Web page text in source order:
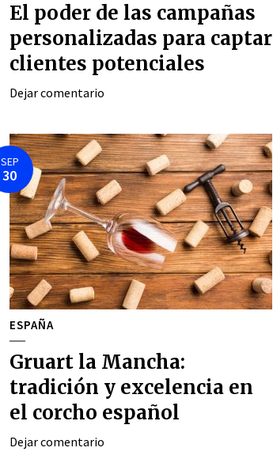
El poder de las campañas
personalizadas para captar
clientes potenciales
Dejar comentario
SEP
30
ESPAÑA
Gruart la Mancha:
tradición y excelencia en
el corcho español
Dejar comentario